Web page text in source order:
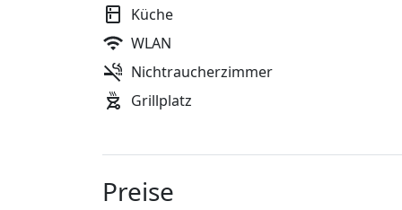
Küche
WLAN
Nichtraucherzimmer
Grillplatz
Preise